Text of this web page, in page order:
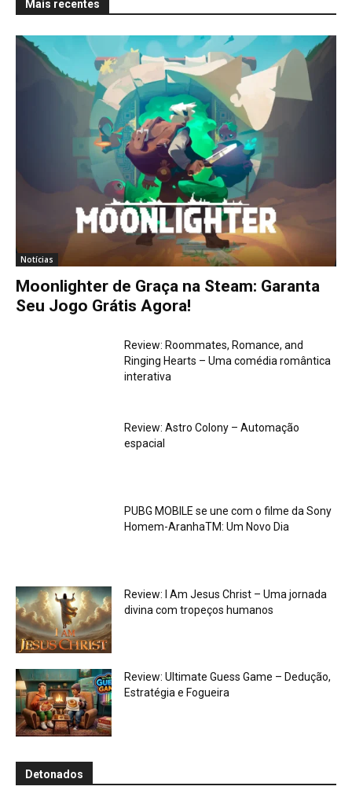
Mais recentes
Notícias
Moonlighter de Graça na Steam: Garanta
Seu Jogo Grátis Agora!
Review: Roommates, Romance, and
Ringing Hearts – Uma comédia romântica
interativa
Review: Astro Colony – Automação
espacial
PUBG MOBILE se une com o filme da Sony
Homem-AranhaTM: Um Novo Dia
Review: I Am Jesus Christ – Uma jornada
divina com tropeços humanos
Review: Ultimate Guess Game – Dedução,
Estratégia e Fogueira
Detonados